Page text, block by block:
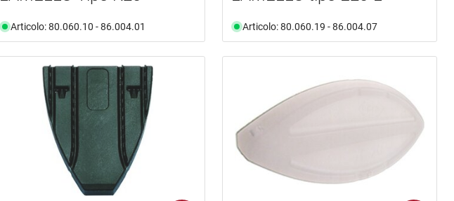
Articolo: 80.060.10 - 86.004.01 Articolo: 80.060.19 - 86.004.07